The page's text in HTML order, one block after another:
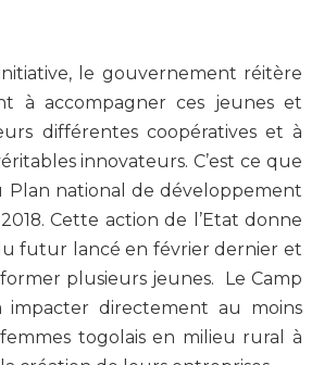
le gouvernement réitère
à accompagner ces jeunes et
différentes coopératives et à
innovateurs. C’est ce que
Plan national de développement
Cette action de l’Etat donne
futur lancé en février dernier et
plusieurs jeunes. Le Camp
directement au moins
togolais en milieu rural à